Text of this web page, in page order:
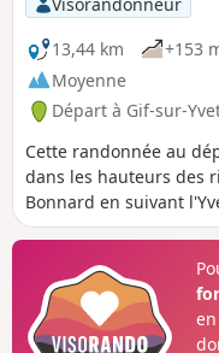
13,44 km
+153
Moyenne
Départ à Gif-sur-
Cette randonnée au
dans les hauteurs des
Bonnard en suivant
Mérantaise en passant